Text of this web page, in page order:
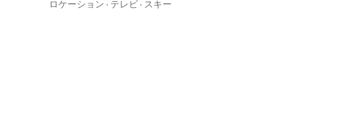
307号室
ロケーション · テレビ · スキー